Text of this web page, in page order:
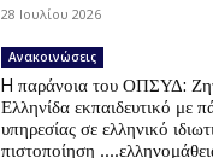
28 Ιουλίου 2026
Ανακοινώσεις
H παράνοια του ΟΠΣΥΔ:
Ελληνίδα εκπαιδευτικό με
υπηρεσίας σε ελληνικό
πιστοποίηση